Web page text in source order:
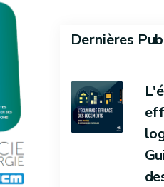
Dernières